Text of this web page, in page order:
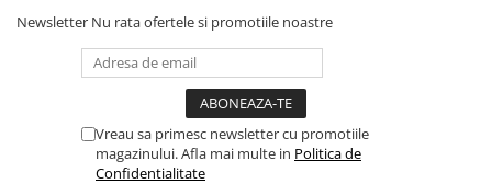
Newsletter Nu rata ofertele si promotiile noastre
Vreau sa primesc newsletter cu promotiile
magazinului. Afla mai multe in Politica de
Confidentialitate